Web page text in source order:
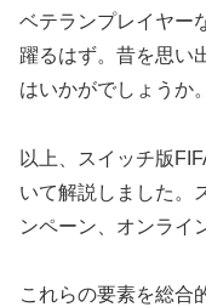
ベテランプレイヤー
躍るはず。昔を思い
はいかがでしょうか。
以上、スイッチ版
いて解説しました。
ンペーン、オンラ
これらの要素を総合